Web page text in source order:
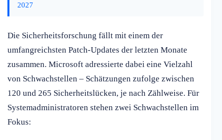
2027
Die Sicherheitsforschung fällt mit einem der
umfangreichsten Patch-Updates der letzten Monate
zusammen. Microsoft adressierte dabei eine Vielzahl
von Schwachstellen – Schätzungen zufolge zwischen
120 und 265 Sicherheitslücken, je nach Zählweise. Für
Systemadministratoren stehen zwei Schwachstellen im
Fokus: